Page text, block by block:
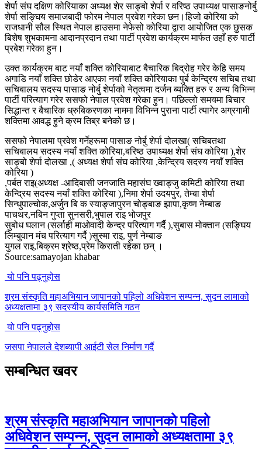
शेर्पा संघ दक्षिण कोरियाका अध्यक्ष शेर साङ्बो शेर्पा र वरिष्ठ उपाध्यक्ष पासाङनोर्बु
शेर्पा सङ्घिय समाजबादी फोरम नेपाल प्रवेश गरेका छन।हिजो कोरिया को
राजधानी सौल स्थित नेपाल हाउसमा नेफेसो कोरिया द्वारा आयोजित एक छुसक
बिशेष शुभकामना आदानप्रदान तथा पार्टी प्रवेश कार्यक्रम मार्फत उहाँ हरु पार्टी
प्रबेश गरेका हुन।
उक्त कार्यक्रम बाट नयाँ शक्ति कोरियाबाट बैचारिक बिद्रोह गरेर केहि समय
अगाडि नयाँ शक्ति छोडेर आएका नयाँ शक्ति कोरियाका पुर्ब केन्द्रिय सचिब तथा
सचिबालय सदस्य पासाङ नोर्बु शेर्पाको नेतृत्वमा दर्जन ब्यक्ति हरु र अन्य विभिन्न
पार्टी परित्याग गरेर ससफो नेपाल प्रवेश गरेका हुन। पछिल्लो समयमा बिचार
सिद्धान्त र बैचारिक ध्रुबिकरणका नाममा विभिन्न पुराना पार्टी त्यागेर अग्रगामी
शक्तिमा आवद्ध हुने क्रम तिब्र बनेको छ।
ससफो नेपालमा प्रवेश गर्नेहरूमा पासाङ नोर्बु शेर्पा दोलखा( सचिबतथा
सचिबालय सदस्य नयाँ शक्ति कोरिया,बरिष्ठ उपाध्यक्ष शेर्पा संघ कोरिया ),शेर
साङ्बो शेर्पा दोलखा ,( अध्यक्ष शेर्पा संघ कोरिया ,केन्द्रिय सदस्य नयाँ शक्ति
कोरिया )
,पर्बत राइ(अध्यक्ष -आदिबासी जनजाति महासंघ ख्वाङ्जु कमिटी कोरिया तथा
केन्द्रिय सदस्य नयाँ शक्ति कोरिया ),निमा शेर्पा उदयपुर, तेम्बा शेर्पा
सिन्धुपाल्चोक,अर्जुन बि क स्याङ्जापुरन चोङ्बाङ झापा,कृष्ण नेम्बाङ
पाचथर,नबिन गुप्ता सुनसरी,भुपाल राइ भोजपुर
सुबोध घलान (सर्लाही माओवादी केन्द्र परित्याग गर्दै ),सुबास मोक्तान (सङ्घिय
लिम्बुवान मंच परित्याग गर्दै )सुस्मा राइ, पुर्ण नेम्बाङ
युगल राइ,बिक्रम श्रेष्ठ,प्रेम किराती रहेका छन् ।
Source:samayojan khabar
यो पनि पढ्नुहोस
श्रम संस्कृति महाअभियान जापानको पहिलो अधिवेशन सम्पन्न, सुदन लामाको
अध्यक्षतामा ३९ सदस्यीय कार्यसमिति गठन
यो पनि पढ्नुहोस
जसपा नेपालले देशब्यापी आईटी सेल निर्माण गर्दै
सम्बन्धित खवर
श्रम संस्कृति महाअभियान जापानको पहिलो
अधिवेशन सम्पन्न, सुदन लामाको अध्यक्षतामा ३९